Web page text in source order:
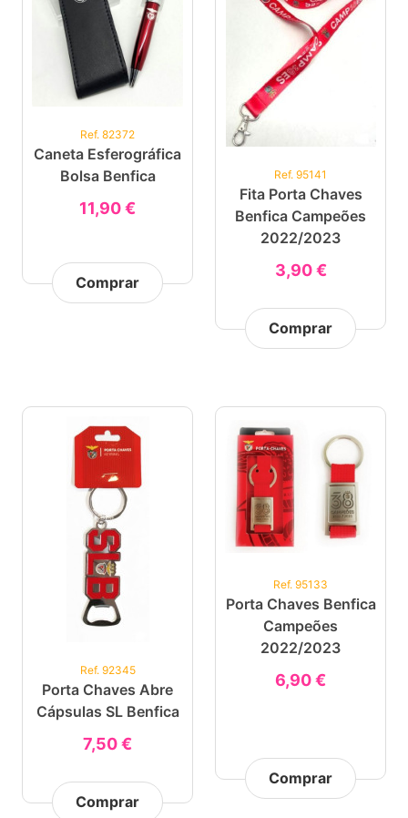
Ref. 82372
Caneta Esferográfica
Bolsa Benfica
11,90 €
Comprar
Ref. 95141
Fita Porta Chaves
Benfica Campeões
2022/2023
3,90 €
Comprar
Ref. 92345
Porta Chaves Abre
Cápsulas SL Benfica
7,50 €
Comprar
Ref. 95133
Porta Chaves Benfica
Campeões
2022/2023
6,90 €
Comprar